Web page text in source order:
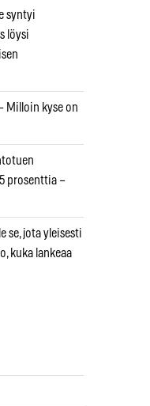
syntyi
löysi
Milloin kyse on
prosenttia –
se, jota yleisesti
kuka lankeaa